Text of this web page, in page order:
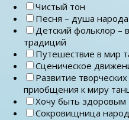
Чистый тон
Песня – душа народа
Детский фольклор –
традиций
Путешествие в мир
Сценическое
Развитие
приобщения к миру
Хочу быть здоровым
Сокровищница